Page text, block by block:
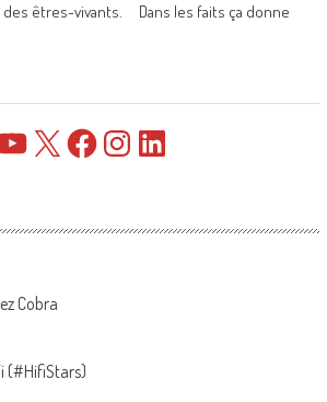
êtres-vivants. Dans les faits ça donne
FacebookInstagramLinkedIn
Cobra
(#HifiStars)